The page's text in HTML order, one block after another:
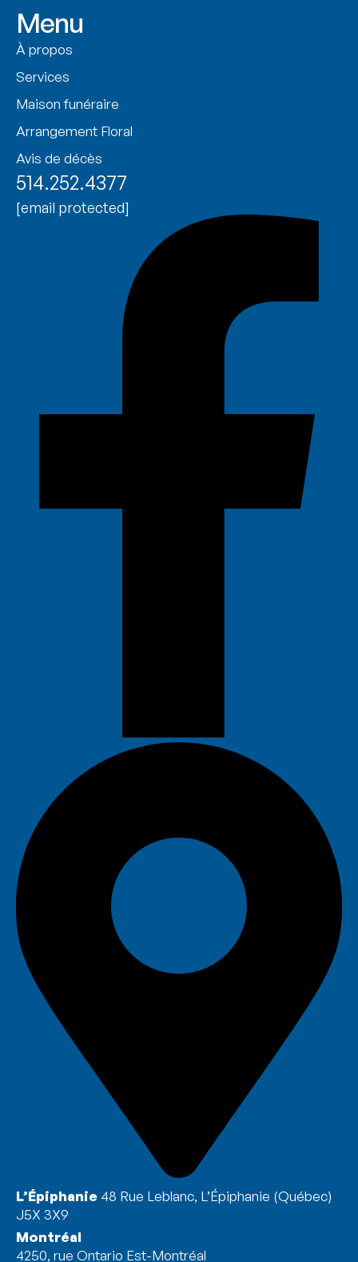
Menu
À propos
Services
Maison funéraire
Arrangement Floral
Avis de décès
514.252.4377
[email protected]
L’Épiphanie 48 Rue Leblanc, L’Épiphanie (Québec)
J5X 3X9
Montréal
4250, rue Ontario Est-Montréal